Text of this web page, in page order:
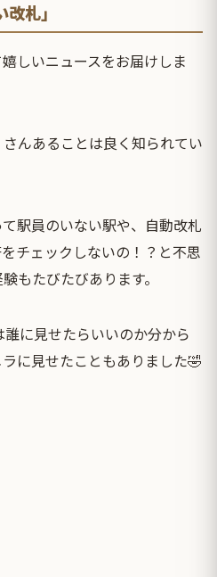
札」
しいニュースをお届けしま
んあることは良く知られてい
駅員のいない駅や、自動改札
チェックしないの！？と不思
もたびたびあります。
に見せたらいいのか分から
に見せたこともありました🤣